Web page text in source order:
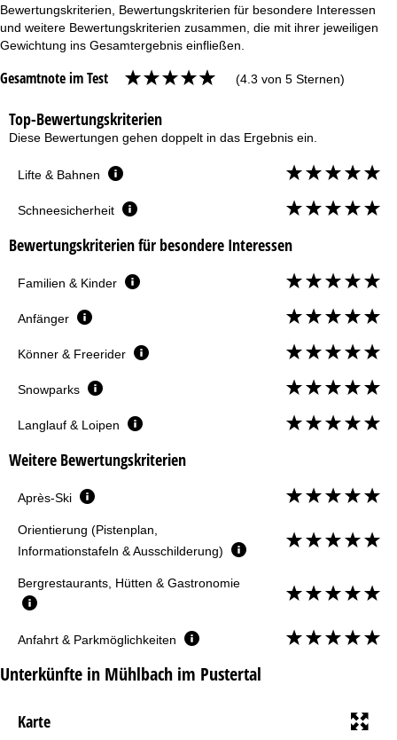
Bewertungskriterien, Bewertungskriterien für besondere Interessen
und weitere Bewertungskriterien zusammen, die mit ihrer jeweiligen
Gewichtung ins Gesamtergebnis einfließen.
Gesamtnote im Test (4.3 von 5 Sternen)
Top-Bewertungskriterien
Diese Bewertungen gehen doppelt in das Ergebnis ein.
Lifte & Bahnen
Schneesicherheit
Bewertungskriterien für besondere Interessen
Familien & Kinder
Anfänger
Könner & Freerider
Snowparks
Langlauf & Loipen
Weitere Bewertungskriterien
Après-Ski
Orientierung (Pistenplan,
Informationstafeln & Ausschilderung)
Bergrestaurants, Hütten & Gastronomie
Anfahrt & Parkmöglichkeiten
Unterkünfte in Mühlbach im Pustertal
Karte